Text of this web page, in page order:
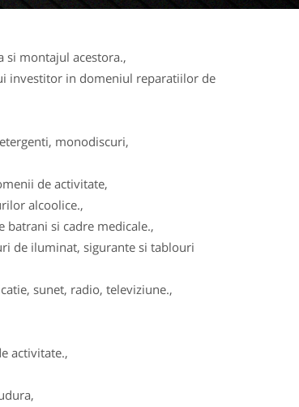
si montajul acestora.,
investitor in domeniul reparatiilor de
monodiscuri,
de activitate,
alcoolice.,
batrani si cadre medicale.,
de iluminat, sigurante si tablouri
sunet, radio, televiziune.,
activitate.,